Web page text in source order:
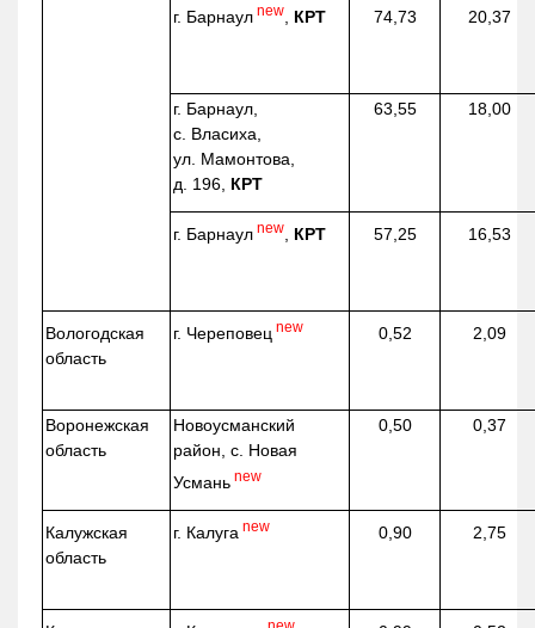
г. Барнаул new КРТ 74,73 20,37
г. Барнаул,
с. Власиха,
ул. Мамонтова,
д. 196, КРТ
63,55 18,00
г. Барнаул new КРТ 57,25 16,53
Вологодская
область
г. Череповец new 0,52 2,09
Воронежская
область
Новоусманский
район, с. Новая
Усмань new
0,50 0,37
Калужская
область
г. Калуга new 0,90 2,75